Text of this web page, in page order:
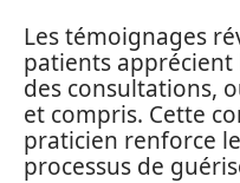
Les témoignages
patients
des consultations,
et compris. Cette
praticien renforce
processus de